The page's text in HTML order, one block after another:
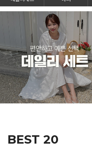
BEST 20